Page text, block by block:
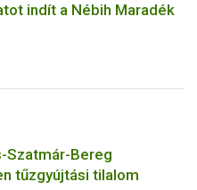
indít a Nébih Maradék
Szatmár-Bereg
tűzgyújtási tilalom